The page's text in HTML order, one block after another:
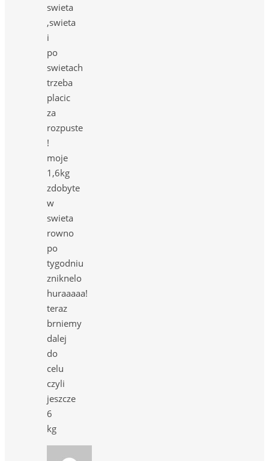
swieta
,swieta
i
po
swietach
trzeba
placic
za
rozpuste
!
moje
1,6kg
zdobyte
w
swieta
rowno
po
tygodniu
zniknelo
huraaaaa!
teraz
brniemy
dalej
do
celu
czyli
jeszcze
6
kg